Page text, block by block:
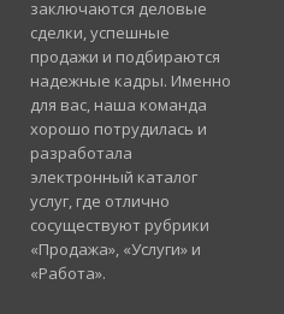
заключаются деловые
сделки, успешные
продажи и подбираются
надежные кадры. Именно
для вас, наша команда
хорошо потрудилась и
разработала
электронный каталог
услуг, где отлично
сосуществуют рубрики
«Продажа», «Услуги» и
«Работа».